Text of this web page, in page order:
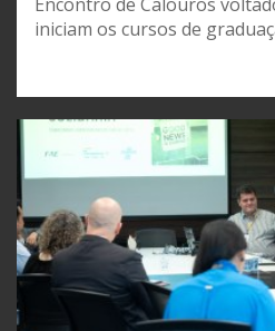
iniciam os cursos de